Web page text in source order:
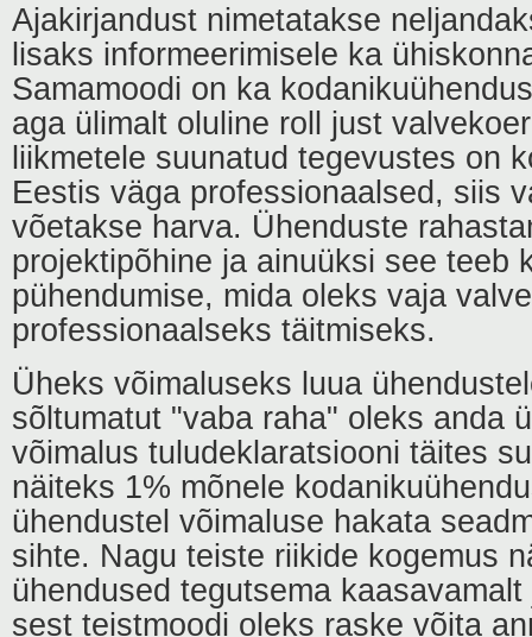
Ajakirjandust nimetatakse
lisaks informeerimisele ka
Samamoodi on ka
aga ülimalt oluline roll just
liikmetele suunatud tegevustes on
Eestis väga professionaalsed, siis
võetakse harva. Ühenduste
projektipõhine ja ainuüksi see teeb
pühendumise, mida oleks vaja
professionaalseks täitmiseks.
Üheks võimaluseks luua
sõltumatut "vaba raha" oleks anda
võimalus tuludeklaratsiooni täites
näiteks 1% mõnele
ühendustel võimaluse hakata
sihte. Nagu teiste riikide kogemus
ühendused tegutsema
sest teistmoodi oleks raske võita